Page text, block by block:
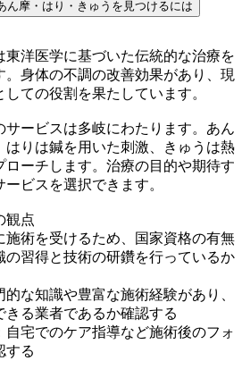
ん摩・はり・きゅうを見つけるには
東洋医学に基づいた伝統的な治療を
身体の不調の改善効果があり、現
ての役割を果たしています。
サービスは多岐にわたります。あん
はりは鍼を用いた刺激、きゅうは熱
ーチします。治療の目的や期待す
ビスを選択できます。
観点
施術を受けるため、国家資格の有無
の習得と技術の研鑽を行っているか
な知識や豊富な施術経験があり、
きる業者であるか確認する
自宅でのケア指導など施術後のフォ
する